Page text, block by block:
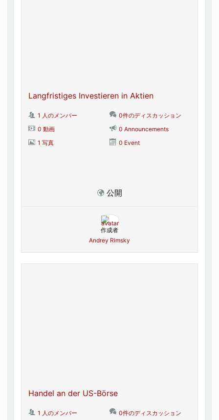
Langfristiges Investieren in Aktien
1 人のメンバー
0件のディスカッション
0 動画
0 Announcements
1 写真
0 Event
公開
作成者
Andrey Rimsky
Handel an der US-Börse
1 人のメンバー
0件のディスカッション